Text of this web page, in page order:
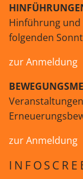
Hinführung und
folgenden
zur Anmeldung
zur Anmeldung